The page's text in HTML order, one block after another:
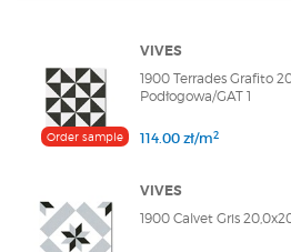
Order sample
VIVES
1900 Terrades Grafito
Podłogowa/GAT 1
114.00 zł/m2
VIVES
1900 Calvet Gris